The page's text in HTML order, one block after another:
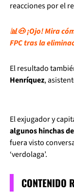
reacciones por el
📊🐽 ¡Ojo! Mira
FPC tras la
El resultado
Henríquez,
El exjugador y
algunos hinchas
fuera visto
‘verdolaga’.
CONTENIDO